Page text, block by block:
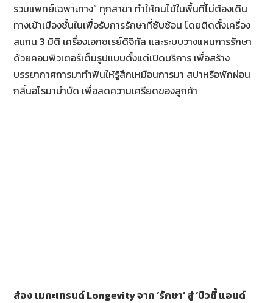
รวมแพทย์เฉพาะทาง” ทุกสาขา ทำให้คนไข้ในพื้นที่ไม่ต้องเดิน
ทางเข้าเมืองชั้นในเพื่อรับการรักษาที่ซับซ้อน โดยติดตั้งเครื่อง
สแกน 3 มิติ เครื่องเอกซเรย์ดิจิทัล และระบบวางแผนการรักษา
ด้วยคอมพิวเตอร์เต็มรูปแบบตั้งแต่เปิดบริการ เพื่อสร้าง
บรรยากาศการมาทำฟันให้รู้สึกเหมือนการมา สปาหรือพักผ่อน
กลิ่นอโรมาบำบัด เพื่อลดความเครียดของลูกค้า
ส่อง เมกะเทรนด์ Longevity จาก ‘รักษา’ สู่ ‘บิวตี้ แอนด์